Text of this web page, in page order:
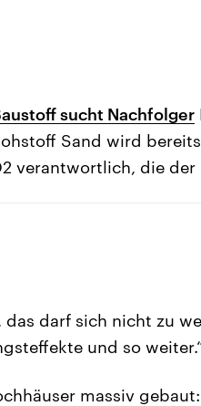
sucht Nachfolger
Sand wird
verantwortlich, die der
das darf sich nicht zu
und so
massiv